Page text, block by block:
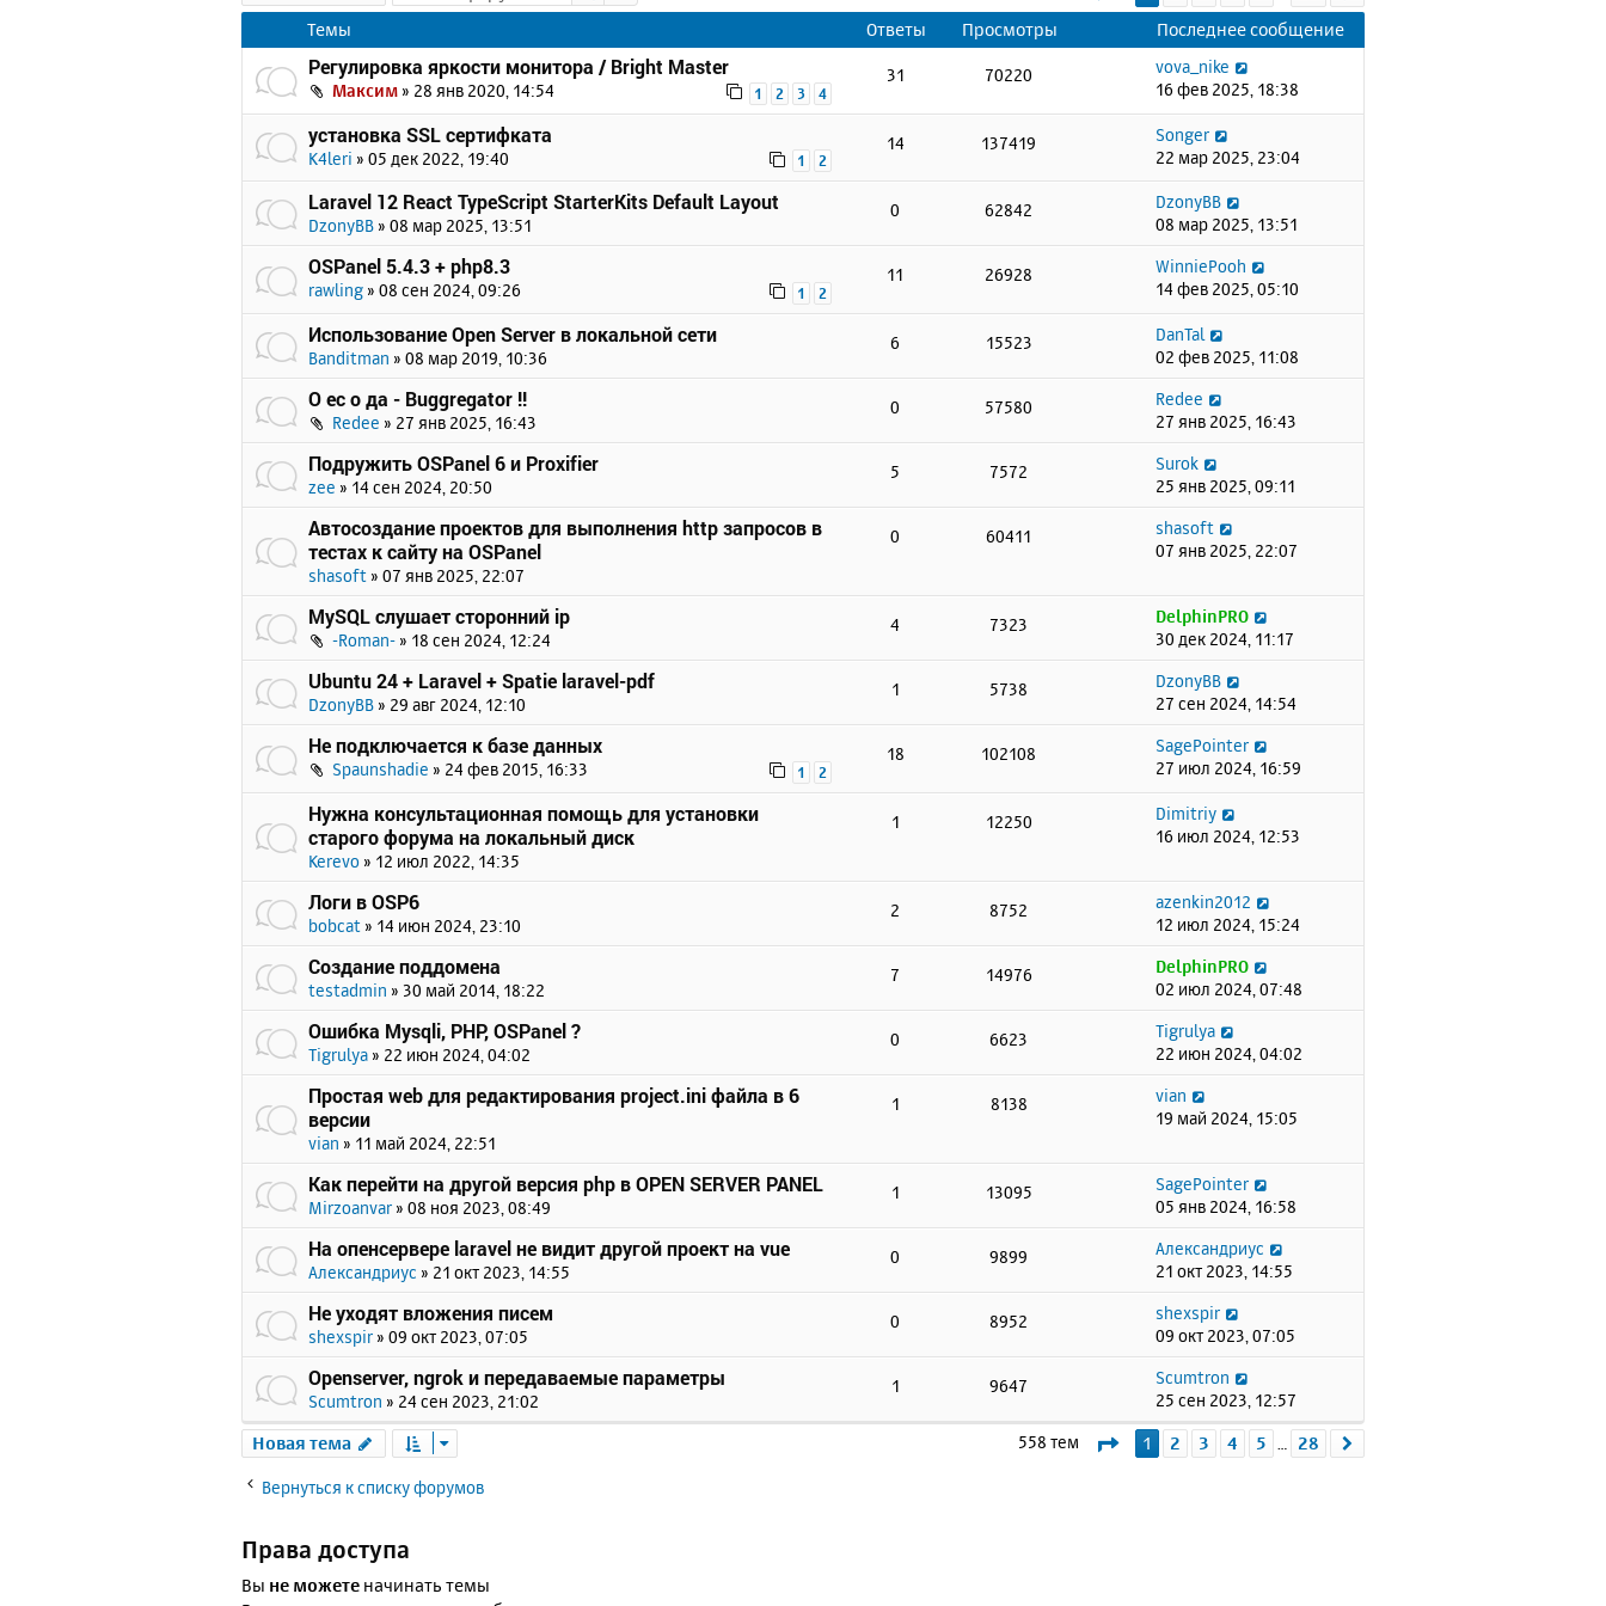
Темы
Ответы Просмотры Последнее сообщение
Регулировка яркости монитора / Bright Master
Максим» 28 янв 2020, 14:54 1 2 3 4
31 70220
vova_nike
16 фев 2025, 18:38
установка SSL сертифката
K4leri » 05 дек 2022, 19:40 1 2
14 137419
Songer
22 мар 2025, 23:04
Laravel 12 React TypeScript StarterKits Default Layout
DzonyBB » 08 мар 2025, 13:51
0 62842
DzonyBB
08 мар 2025, 13:51
OSPanel 5.4.3 + php8.3
rawling » 08 сен 2024, 09:26 1 2
11 26928
WinniePooh
14 фев 2025, 05:10
Использование Open Server в локальной сети
Banditman » 08 мар 2019, 10:36
6 15523
DanTal
02 фев 2025, 11:08
О ес о да - Buggregator !!
Redee » 27 янв 2025, 16:43
0 57580
Redee
27 янв 2025, 16:43
Подружить OSPanel 6 и Proxifier
zee » 14 сен 2024, 20:50
5 7572
Surok
25 янв 2025, 09:11
Автосоздание проектов для выполнения http запросов в
тестах к сайту на OSPanel
shasoft » 07 янв 2025, 22:07
0 60411
shasoft
07 янв 2025, 22:07
MySQL слушает сторонний ip
-Roman-» 18 сен 2024, 12:24
4 7323
DelphinPRO
30 дек 2024, 11:17
Ubuntu 24 + Laravel + Spatie laravel-pdf
DzonyBB » 29 авг 2024, 12:10
1 5738
DzonyBB
27 сен 2024, 14:54
Не подключается к базе данных
Spaunshadie » 24 фев 2015, 16:33 1 2
18 102108
SagePointer
27 июл 2024, 16:59
Нужна консультационная помощь для установки
старого форума на локальный диск
Kerevo » 12 июл 2022, 14:35
1 12250
Dimitriy
16 июл 2024, 12:53
Логи в OSP6
bobcat » 14 июн 2024, 23:10
2 8752
azenkin2012
12 июл 2024, 15:24
Создание поддомена
testadmin » 30 май 2014, 18:22
7 14976
DelphinPRO
02 июл 2024, 07:48
Ошибка Mysqli, PHP, OSPanel ?
Tigrulya » 22 июн 2024, 04:02
0 6623
Tigrulya
22 июн 2024, 04:02
Простая web для редактирования project.ini файла в 6
версии
vian » 11 май 2024, 22:51
1 8138
vian
19 май 2024, 15:05
Как перейти на другой версия php в OPEN SERVER PANEL
Mirzoanvar » 08 ноя 2023, 08:49
1 13095
SagePointer
05 янв 2024, 16:58
На опенсервере laravel не видит другой проект на vue
Александриус » 21 окт 2023, 14:55
0 9899
Александриус
21 окт 2023, 14:55
Не уходят вложения писем
shexspir » 09 окт 2023, 07:05
0 8952
shexspir
09 окт 2023, 07:05
Openserver, ngrok и передаваемые параметры
Scumtron » 24 сен 2023, 21:02
1 9647
Scumtron
25 сен 2023, 12:57
Новая тема 558 тем Страница1 из 28
1 2 3 4 5 28
Вернуться к списку форумов
Права доступа
Вы не можете начинать темы